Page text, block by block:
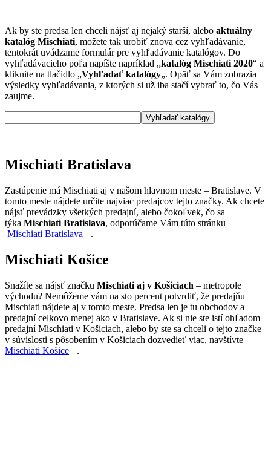
Ak by ste predsa len chceli nájsť aj nejaký starší, alebo aktuálny
katalóg Mischiati, možete tak urobiť znova cez vyhľadávanie,
tentokrát uvádzame formulár pre vyhľadávanie katalógov. Do
vyhľadávacieho poľa napíšte napríklad „katalóg Mischiati 2020“ a
kliknite na tlačidlo „Vyhľadať katalógy„. Opäť sa Vám zobrazia
výsledky vyhľadávania, z ktorých si už iba stačí vybrať to, čo Vás
zaujme.
Mischiati Bratislava
Zastúpenie má Mischiati aj v našom hlavnom meste – Bratislave. V
tomto meste nájdete určite najviac predajcov tejto značky. Ak chcete
nájsť prevádzky všetkých predajní, alebo čokoľvek, čo sa
týka Mischiati Bratislava, odporúčame Vám túto stránku –
Mischiati Bratislava
.
Mischiati Košice
Snažíte sa nájsť značku Mischiati aj v Košiciach – metropole
východu? Nemôžeme vám na sto percent potvrdiť, že predajňu
Mischiati nájdete aj v tomto meste. Predsa len je tu obchodov a
predajní celkovo menej ako v Bratislave. Ak si nie ste istí ohľadom
predajní Mischiati v Košiciach, alebo by ste sa chceli o tejto značke
v súvislosti s pôsobením v Košiciach dozvedieť viac, navštívte
Mischiati Košice
.